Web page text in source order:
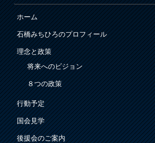
ホーム
石橋みちひろのプロフィール
理念と政策
将来へのビジョン
８つの政策
行動予定
国会見学
後援会のご案内